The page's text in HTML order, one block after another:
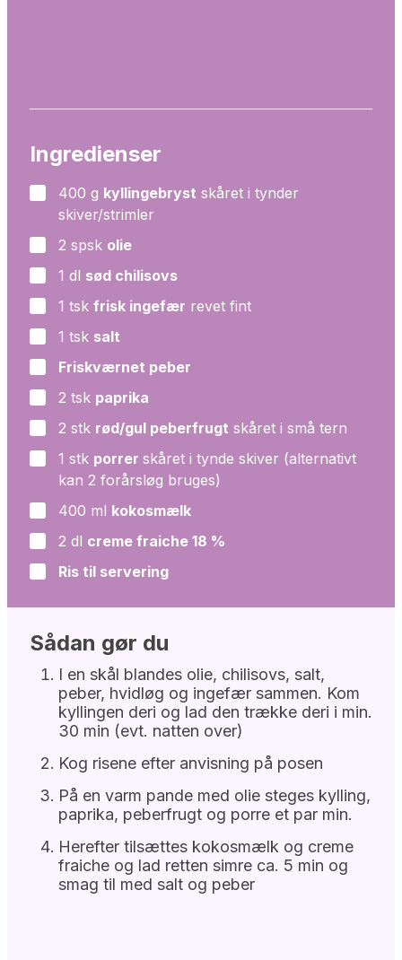
Ingredienser
▢
400 g kyllingebryst skåret i tynder
skiver/strimler
▢
2 spsk olie
▢
1 dl sød chilisovs
▢
1 tsk frisk ingefær revet fint
▢
1 tsk salt
▢
Friskværnet peber
▢
2 tsk paprika
▢
2 stk rød/gul peberfrugt skåret i små tern
▢
1 stk porrer skåret i tynde skiver (alternativt
kan 2 forårsløg bruges)
▢
400 ml kokosmælk
▢
2 dl creme fraiche 18 %
▢
Ris til servering
Sådan gør du
I en skål blandes olie, chilisovs, salt,
peber, hvidløg og ingefær sammen. Kom
kyllingen deri og lad den trække deri i min.
30 min (evt. natten over)
Kog risene efter anvisning på posen
På en varm pande med olie steges kylling,
paprika, peberfrugt og porre et par min.
Herefter tilsættes kokosmælk og creme
fraiche og lad retten simre ca. 5 min og
smag til med salt og peber